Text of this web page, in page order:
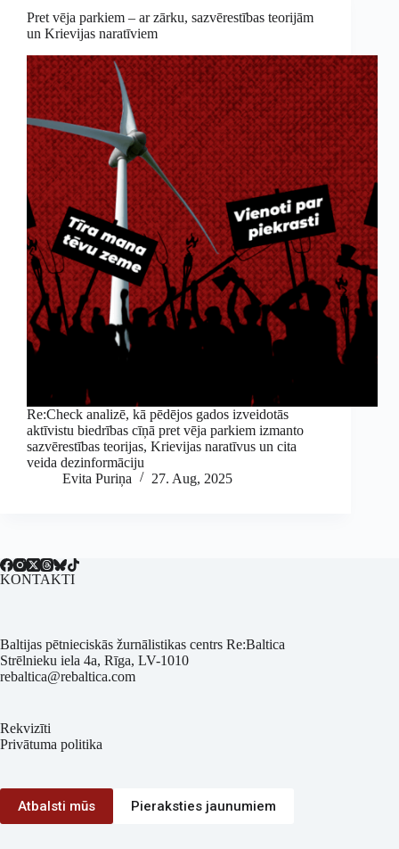
Pret vēja parkiem – ar zārku, sazvērestības teorijām
un Krievijas naratīviem
Re:Check analizē, kā pēdējos gados izveidotās
aktīvistu biedrības cīņā pret vēja parkiem izmanto
sazvērestības teorijas, Krievijas naratīvus un cita
veida dezinformāciju
Evita Puriņa
27. Aug, 2025
KONTAKTI
Baltijas pētnieciskās žurnālistikas centrs Re:Baltica
Strēlnieku iela 4a, Rīga, LV-1010
rebaltica@rebaltica.com
Rekvizīti
Privātuma politika
Atbalsti mūs Pieraksties jaunumiem